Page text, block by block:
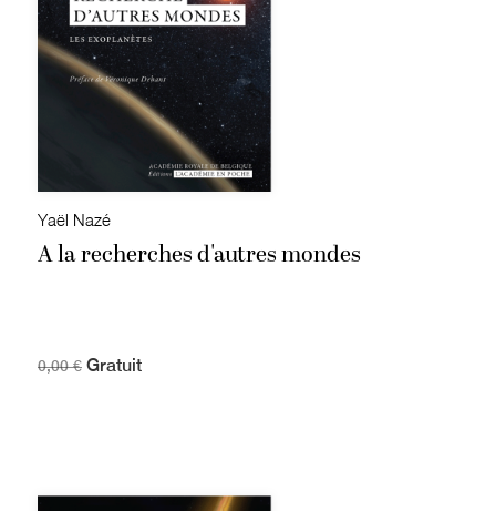
Yaël Nazé
A la recherches d'autres mondes
0,00 € Gratuit